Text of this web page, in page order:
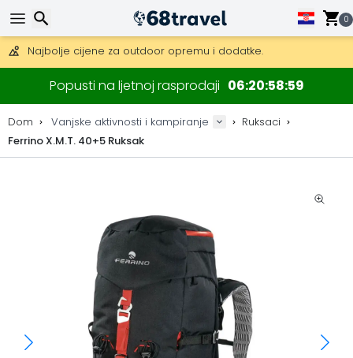
0
Besplatna dostava za narudžbe iznad 149 €.
Mogućnost slanja DHL Expressom (dostava unutar 24 sata)
30 dana za povrat, 90 dana za drvene karte i dekoracije.
Najbolje cijene za outdoor opremu i dodatke.
Popusti na ljetnoj rasprodaji 06205858
Dom Vanjske aktivnosti i kampiranje
Ruksaci
Ferrino X.M.T. 40+5 Ruksak
Traži